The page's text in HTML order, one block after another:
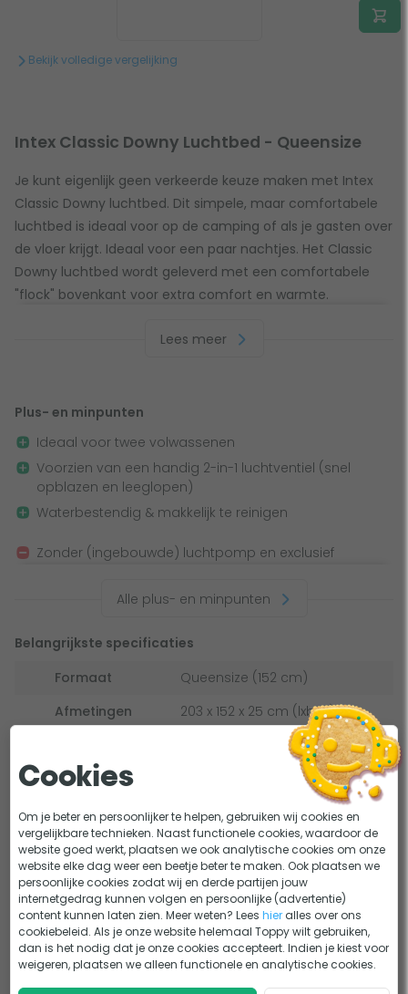
Bekijk volledige vergelijking
Intex Classic Downy Luchtbed - Queensize
Je kunt eigenlijk geen verkeerde keuze maken met Intex
Classic Downy luchtbed. Dit simpele, maar comfortabele
luchtbed is ideaal voor op de camping of als je gasten over
de vloer krijgt. Ideaal voor een paar nachtjes. Het Classic
Downy luchtbed wordt geleverd met een comfortabele
"flock" bovenkant voor extra comfort en warmte.
op zijn plek. Ook is het Classic Downy luchtbed makkelijk
luchtbed zoekt, tegen een superscherpe prijs. Wel heb je
nog een aparte luchtpomp nodig, anders blaas je jezelf
namelijk helemaal suf!
Lees meer
Plus- en minpunten
Ideaal voor twee volwassenen
Voorzien van een handig 2-in-1 luchtventiel (snel
opblazen en leeglopen)
Waterbestendig & makkelijk te reinigen
Zonder (ingebouwde) luchtpomp en exclusief
Niet geschikt voor langdurig of continu gebruik
Alle plus- en minpunten
Belangrijkste specificaties
Formaat
Queensize (152 cm)
Afmetingen
203 x 152 x 25 cm (lxbxh)
Maximale
Inclusief
luchtpomp
Zonder pomp
Comfortniveau Brons
Bekijk alle specificaties
Lastig kiezen?
KEUZEHULP
Welk luchtbed kiezen? 6 tips om de topper zó te
vinden!
Welk luchtbed ligt het beste? Toppers testen het uit!
Cookies
Om je beter en persoonlijker te helpen, gebruiken wij cookies en
vergelijkbare technieken. Naast functionele cookies, waardoor de
website goed werkt, plaatsen we ook analytische cookies om onze
website elke dag weer een beetje beter te maken. Ook plaatsen we
persoonlijke cookies zodat wij en derde partijen jouw
internetgedrag kunnen volgen en persoonlijke (advertentie)
content kunnen laten zien. Meer weten? Leeshier alles over ons
cookiebeleid. Als je onze website helemaal Toppy wilt gebruiken,
dan is het nodig dat je onze cookies accepteert. Indien je kiest voor
weigeren, plaatsen we alleen functionele en analytische cookies.